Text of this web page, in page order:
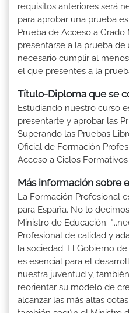
requisitos anteriores será
para aprobar una prueba
Prueba de Acceso a Grado
presentarse a la prueba
necesario cumplir al
el que presentes a la
Título-Diploma que se
Estudiando nuestro curso
presentarte y aprobar las
Superando las Pruebas
Oficial de Formación
Acceso a Ciclos
Más información sobre
La Formación Profesional
para España. No lo
Ministro de Educación:
Profesional de calidad y
la sociedad. El Gobierno
es esencial para el
nuestra juventud y,
reorientar su modelo de
alcanzar las más altas